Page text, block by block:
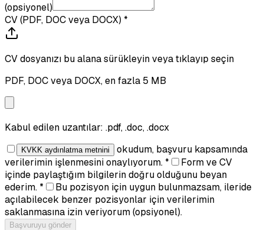
(opsiyonel)
CV (PDF, DOC veya DOCX) *
CV dosyanızı bu alana sürükleyin veya tıklayıp seçin
PDF, DOC veya DOCX, en fazla 5 MB
Kabul edilen uzantılar: .pdf, .doc, .docx
KVKK aydınlatma metnini
okudum, başvuru kapsamında
verilerimin işlenmesini onaylıyorum. *
Form ve CV
içinde paylaştığım bilgilerin doğru olduğunu beyan
ederim. *
Bu pozisyon için uygun bulunmazsam, ileride
açılabilecek benzer pozisyonlar için verilerimin
saklanmasına izin veriyorum (opsiyonel).
Başvuruyu gönder